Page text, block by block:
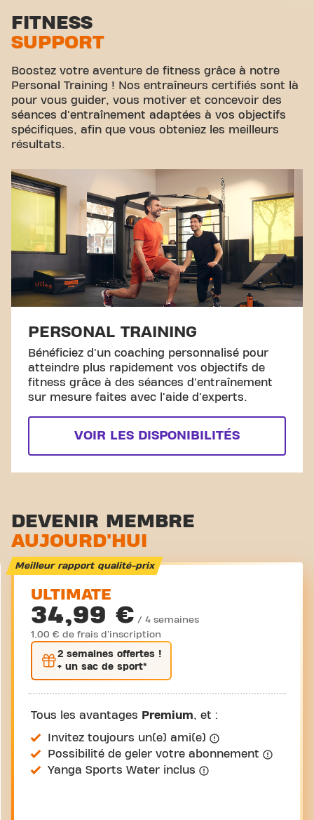
Zone d'étirement
Cyclisme virtuel
Visite guidée
FITNESS
SUPPORT
Boostez votre aventure de fitness grâce à notre
Personal Training ! Nos entraîneurs certifiés sont là
pour vous guider, vous motiver et concevoir des
séances d'entraînement adaptées à vos objectifs
spécifiques, afin que vous obteniez les meilleurs
résultats.
PERSONAL TRAINING
Bénéficiez d'un coaching personnalisé pour
atteindre plus rapidement vos objectifs de
fitness grâce à des séances d'entraînement
sur mesure faites avec l'aide d'experts.
VOIR LES DISPONIBILITÉS
DEVENIR MEMBRE
AUJOURD'HUI
Meilleur rapport qualité-prix
ULTIMATE
34,99 € / 4 semaines
1,00 € de frais d'inscription
2 semaines offertes !
+ un sac de sport*
Tous les avantages Premium, et :
Invitez toujours un(e) ami(e)
Possibilité de geler votre abonnement
Yanga Sports Water inclus